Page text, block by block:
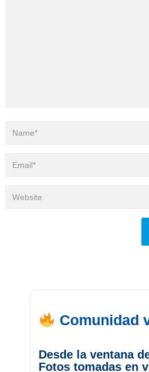
Comunidad
Desde la ventana
Fotos tomadas en